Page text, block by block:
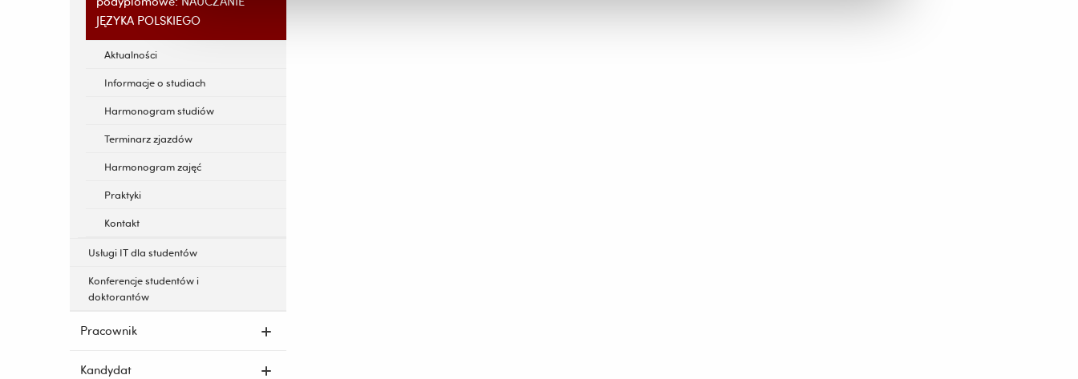
JĘZYKA POLSKIEGO
Aktualności
Informacje o studiach
Harmonogram studiów
Terminarz zjazdów
Harmonogram zajęć
Praktyki
Kontakt
Usługi IT dla studentów
Konferencje studentów i
doktorantów
Pracownik
Kandydat